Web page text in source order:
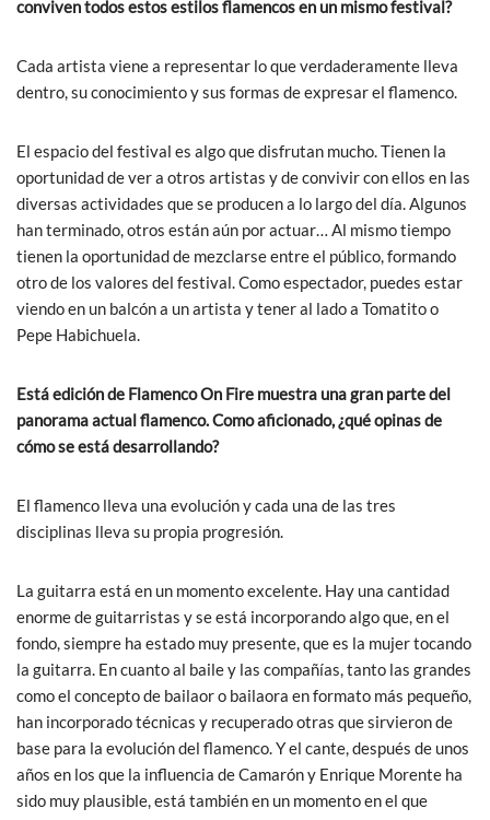
conviven todos estos estilos flamencos en un mismo festival?
Cada artista viene a representar lo que verdaderamente lleva
dentro, su conocimiento y sus formas de expresar el flamenco.
El espacio del festival es algo que disfrutan mucho. Tienen la
oportunidad de ver a otros artistas y de convivir con ellos en las
diversas actividades que se producen a lo largo del día. Algunos
han terminado, otros están aún por actuar… Al mismo tiempo
tienen la oportunidad de mezclarse entre el público, formando
otro de los valores del festival. Como espectador, puedes estar
viendo en un balcón a un artista y tener al lado a Tomatito o
Pepe Habichuela.
Está edición de Flamenco On Fire muestra una gran parte del
panorama actual flamenco. Como aficionado, ¿qué opinas de
cómo se está desarrollando?
El flamenco lleva una evolución y cada una de las tres
disciplinas lleva su propia progresión.
La guitarra está en un momento excelente. Hay una cantidad
enorme de guitarristas y se está incorporando algo que, en el
fondo, siempre ha estado muy presente, que es la mujer tocando
la guitarra. En cuanto al baile y las compañías, tanto las grandes
como el concepto de bailaor o bailaora en formato más pequeño,
han incorporado técnicas y recuperado otras que sirvieron de
base para la evolución del flamenco. Y el cante, después de unos
años en los que la influencia de Camarón y Enrique Morente ha
sido muy plausible, está también en un momento en el que